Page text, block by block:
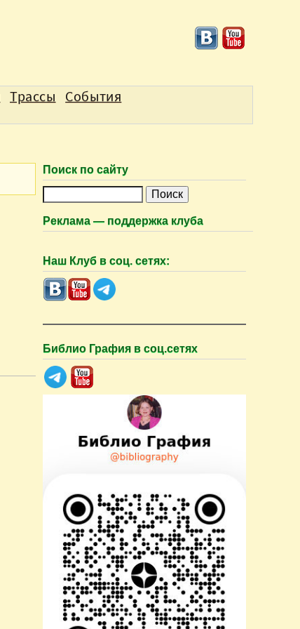
Трассы События
Поиск по сайту
и
к
Реклама — поддержка клуба
Наш Клуб в соц. сетях:
Библио Графия в соц.сетях